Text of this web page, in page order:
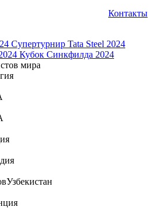
Контакты
Супертурнир Tata Steel 2024
Кубок Синкфилда 2024
мира
Узбекистан